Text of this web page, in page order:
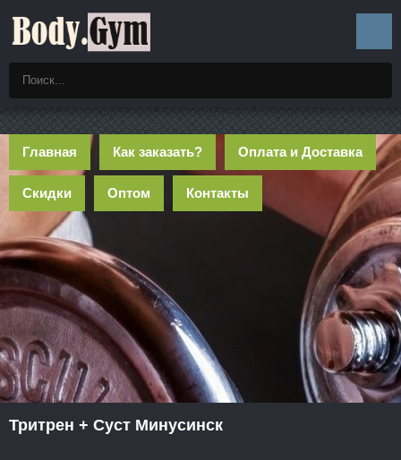
Главная Как заказать? Оплата и Доставка
Скидки Оптом Контакты
Тритрен + Суст Минусинск